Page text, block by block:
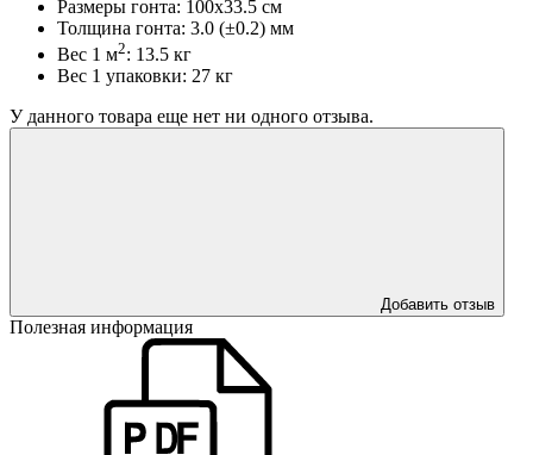
Размеры гонта: 100x33.5 см
Толщина гонта: 3.0 (±0.2) мм
Вес 1 м2: 13.5 кг
Вес 1 упаковки: 27 кг
У данного товара еще нет ни одного отзыва.
Добавить отзыв
Полезная информация